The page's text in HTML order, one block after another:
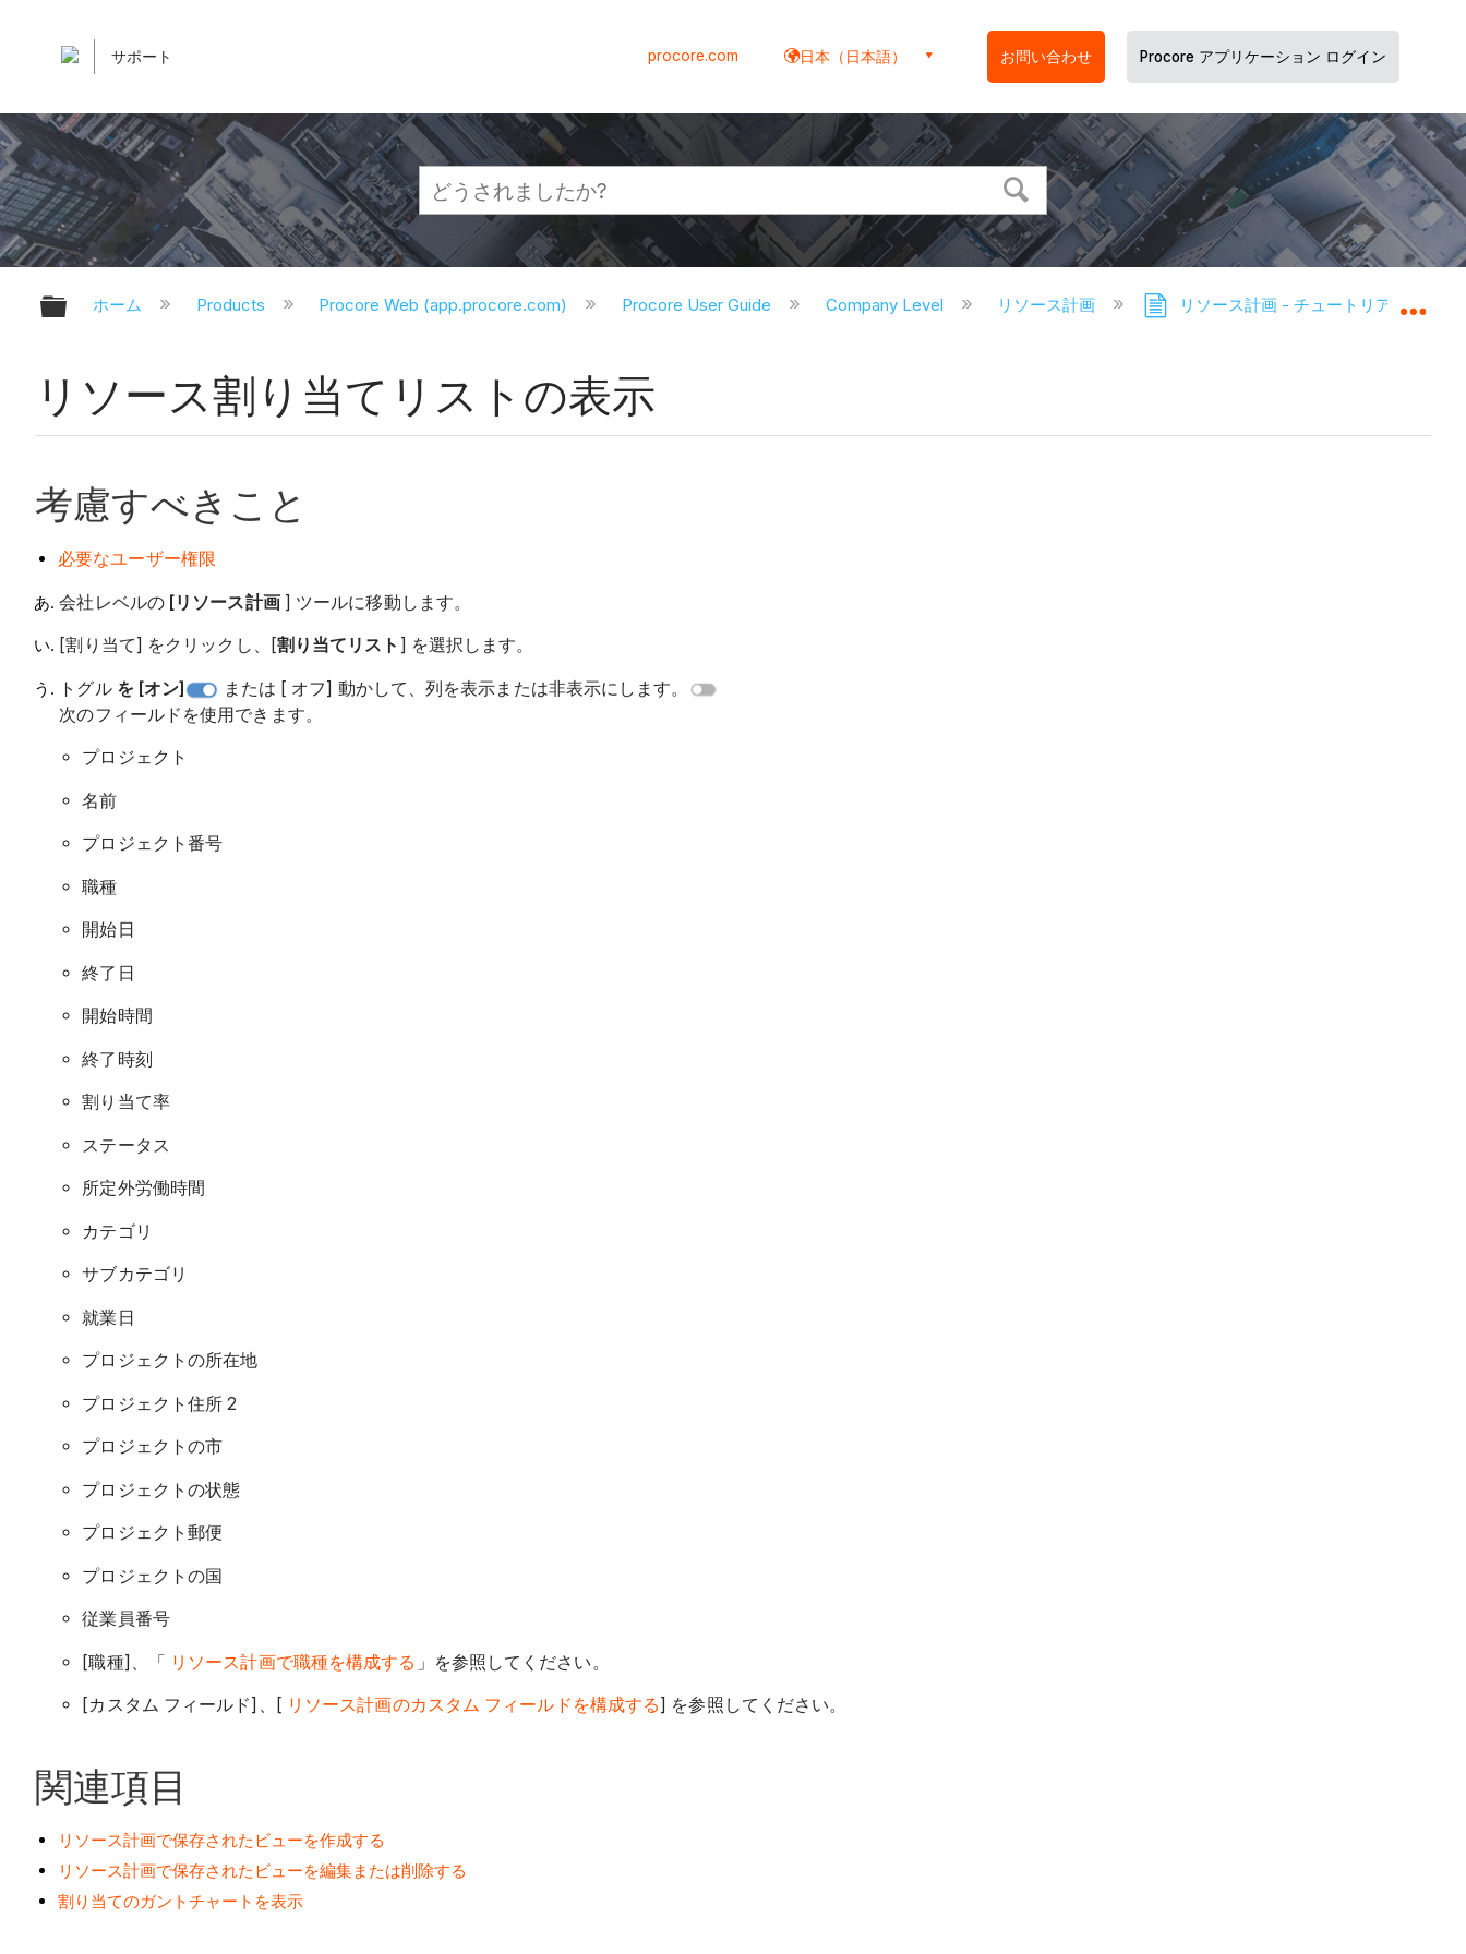
サポート procore.com 日本（日本語） お問い合わせ Procore アプリケーション ログイン
グローバル階層を展開/折りたたむ
ホーム Products Procore Web (app.procore.com) Procore User Guide Company Level リソース計画 リソース計画 - チュートリアル
リソース割り当てリストの表示
考慮すべきこと
必要なユーザー権限
会社レベルの [リソース計画] ツールに移動します。
[割り当て] をクリックし、[割り当てリスト ] を選択します。
トグル を [オン]
または [ オフ] 動かして、列を表示または非表示にします。
次のフィールドを使用できます。
プロジェクト
名前
プロジェクト番号
職種
開始日
終了日
開始時間
終了時刻
割り当て率
ステータス
所定外労働時間
カテゴリ
サブカテゴリ
就業日
プロジェクトの所在地
プロジェクト住所 2
プロジェクトの市
プロジェクトの状態
プロジェクト郵便
プロジェクトの国
従業員番号
[職種]、「 リソース計画で職種を構成する 」を参照してください。
[カスタム フィールド]、[ リソース計画のカスタム フィールドを構成する] を参照してください。
関連項目
リソース計画で保存されたビューを作成する
リソース計画で保存されたビューを編集または削除する
割り当てのガントチャートを表示